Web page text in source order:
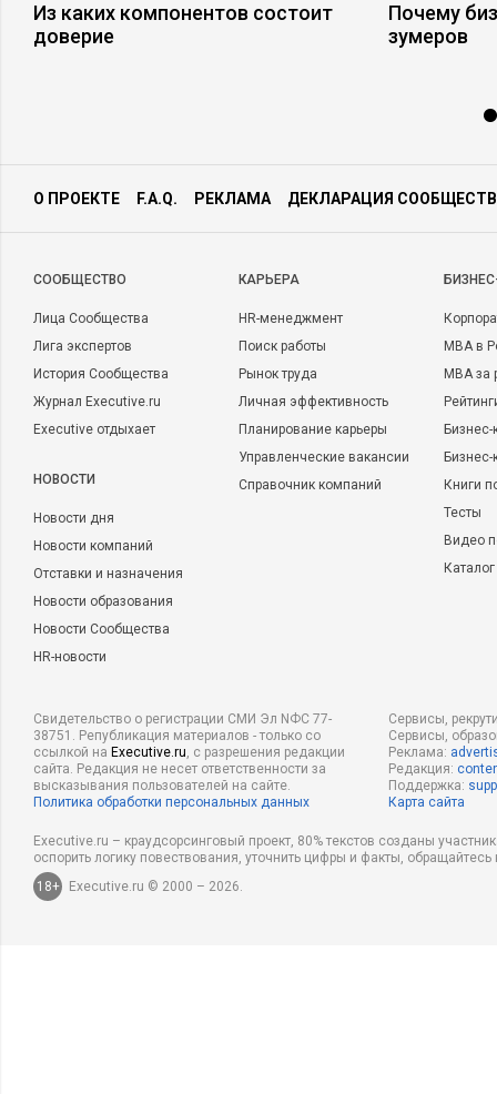
Из каких компонентов состоит
доверие
Почему
зумеров
О ПРОЕКТЕ F.A.Q. РЕКЛАМА ДЕКЛАРАЦИЯ
CООБЩЕСТВО
Лица Сообщества
Лига экспертов
История Сообщества
Журнал Executive.ru
Executive отдыхает
НОВОСТИ
Новости дня
Новости компаний
Отставки и назначения
Новости образования
Новости Сообщества
HR-новости
КАРЬЕРА
HR-менеджмент
Поиск работы
Рынок труда
Личная эффективность
Планирование карьеры
Управленческие вакансии
Справочник компаний
MBA в
MBA
Бизнес-
Книги
Тесты
Видео
Свидетельство о регистрации СМИ Эл NФС 77-
38751. Републикация материалов - только со
ссылкой на Executive.ru, с разрешения редакции
сайта. Редакция не несет ответственности за
высказывания пользователей на сайте.
Политика обработки персональных данных
Сервисы,
Сервисы,
Реклама:
Редакция:
Поддержка:
Карта сайта
Executive.ru – краудсорсинговый проект, 80% текстов созданы
оспорить логику повествования, уточнить цифры и факты,
18+
Executive.ru © 2000 – 2026.